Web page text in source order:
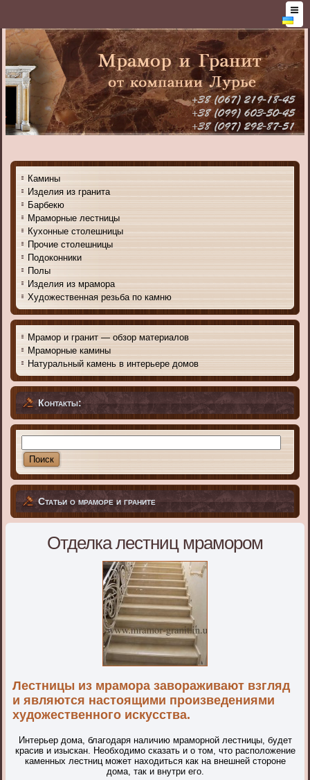
Камины
Изделия из гранита
Барбекю
Мраморные лестницы
Кухонные столешницы
Прочие столешницы
Подоконники
Полы
Изделия из мрамора
Художественная резьба по камню
Мрамор и гранит — обзор материалов
Мраморные камины
Натуральный камень в интерьере домов
Контакты:
Статьи о мраморе и граните
Отделка лестниц мрамором
Лестницы из мрамора завораживают взгляд
и являются настоящими произведениями
художественного искусства.
Интерьер дома, благодаря наличию мраморной лестницы, будет
красив и изыскан. Необходимо сказать и о том, что расположение
каменных лестниц может находиться как на внешней стороне
дома, так и внутри его.